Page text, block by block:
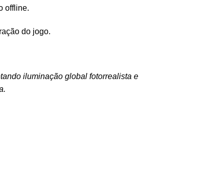
offline.
do jogo.
iluminação global fotorrealista e